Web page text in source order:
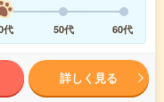
代 50代 60代
詳しく見る